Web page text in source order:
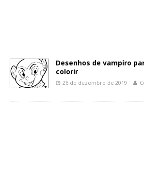
Desenhos de vampiro
colorir
26 de dezembro de 2019